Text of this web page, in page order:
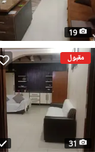
19
مقبول
31